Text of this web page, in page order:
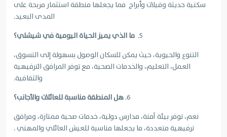
سكنية حديثة وفيلات وأبراج مما يجعلها منطقة استثمار مربحة على
المدى البعيد.
5. ما الذي يميز الحياة اليومية في شيشلي؟
التنوع والحيوية، حيث يمكن للسكان الوصول بسهولة إلى التسوق،
العمل، التعليم، والخدمات الصحية، مع توفر المرافق الترفيهية
والثقافية.
6. هل المنطقة مناسبة للعائلات والأجانب؟
نعم، توفر بيئة آمنة، مدارس دولية، خدمات صحية ممتازة، ومرافق
ترفيهية متعددة، ما يجعلها مناسبة للعيش العائلي والمهني .